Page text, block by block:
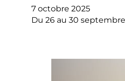
7 octobre 2025
Du 26 au 30